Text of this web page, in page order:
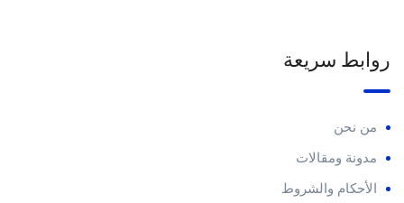
روابط سريعة
من نحن
مدونة ومقالات
الأحكام والشروط